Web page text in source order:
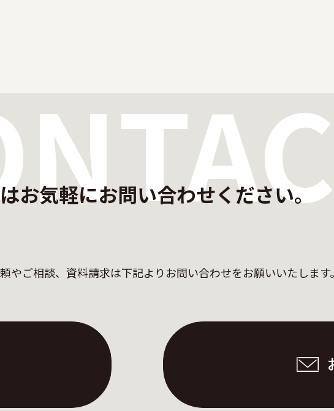
お気軽にお問い合わせください。
やご相談、資料請求は下記よりお問い合わせをお願いいたします。